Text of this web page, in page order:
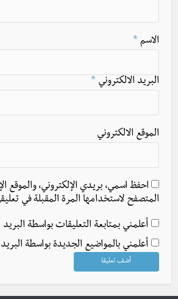
الاسم *
البريد الالكتروني *
الموقع الالكتروني
احفظ اسمي، بريدي الإلكتروني، والموقع
المتصفح لاستخدامها المرة المقبلة في
أعلمني بمتابعة التعليقات بواسطة البريد
أعلمني بالمواضيع الجديدة بواسطة